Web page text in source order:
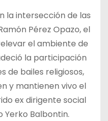
la intersección de las
Pérez Opazo, el
el ambiente de
la participación
de bailes religiosos,
y mantienen vivo el
ex dirigente social
Yerko Balbontin.